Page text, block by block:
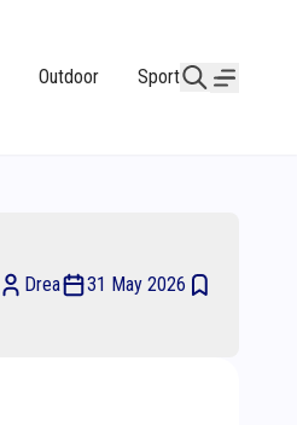
Outdoor Sport
Drea 31 May 2026